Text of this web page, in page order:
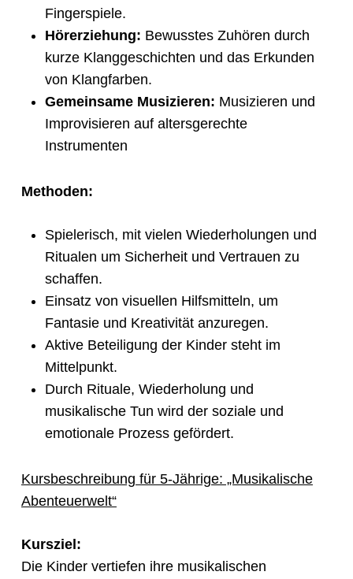
Fingerspiele.
Hörerziehung: Bewusstes Zuhören durch
kurze Klanggeschichten und das Erkunden
von Klangfarben.
Gemeinsame Musizieren: Musizieren und
Improvisieren auf altersgerechte
Instrumenten
Methoden:
Spielerisch, mit vielen Wiederholungen und
Ritualen um Sicherheit und Vertrauen zu
schaffen.
Einsatz von visuellen Hilfsmitteln, um
Fantasie und Kreativität anzuregen.
Aktive Beteiligung der Kinder steht im
Mittelpunkt.
Durch Rituale, Wiederholung und
musikalische Tun wird der soziale und
emotionale Prozess gefördert.
Kursbeschreibung für 5-Jährige: „Musikalische
Abenteuerwelt“
Kursziel:
Die Kinder vertiefen ihre musikalischen